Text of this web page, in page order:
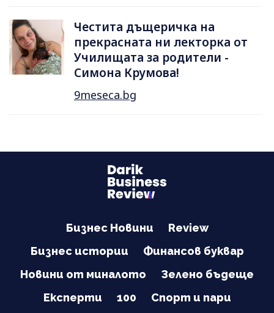
Честита дъщеричка на
прекрасната ни лекторка от
Училищата за родители -
Симона Крумова!
9meseca.bg
Бизнес Новини
Review
Бизнес истории
Финансов буквар
Новини от миналото
Зелено бъдеще
Експерти
100
Спорт и пари